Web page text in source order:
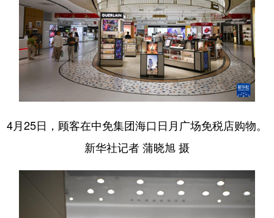
4月25日，顾客在中免集团海口日月广场免税店购物。
新华社记者 蒲晓旭 摄